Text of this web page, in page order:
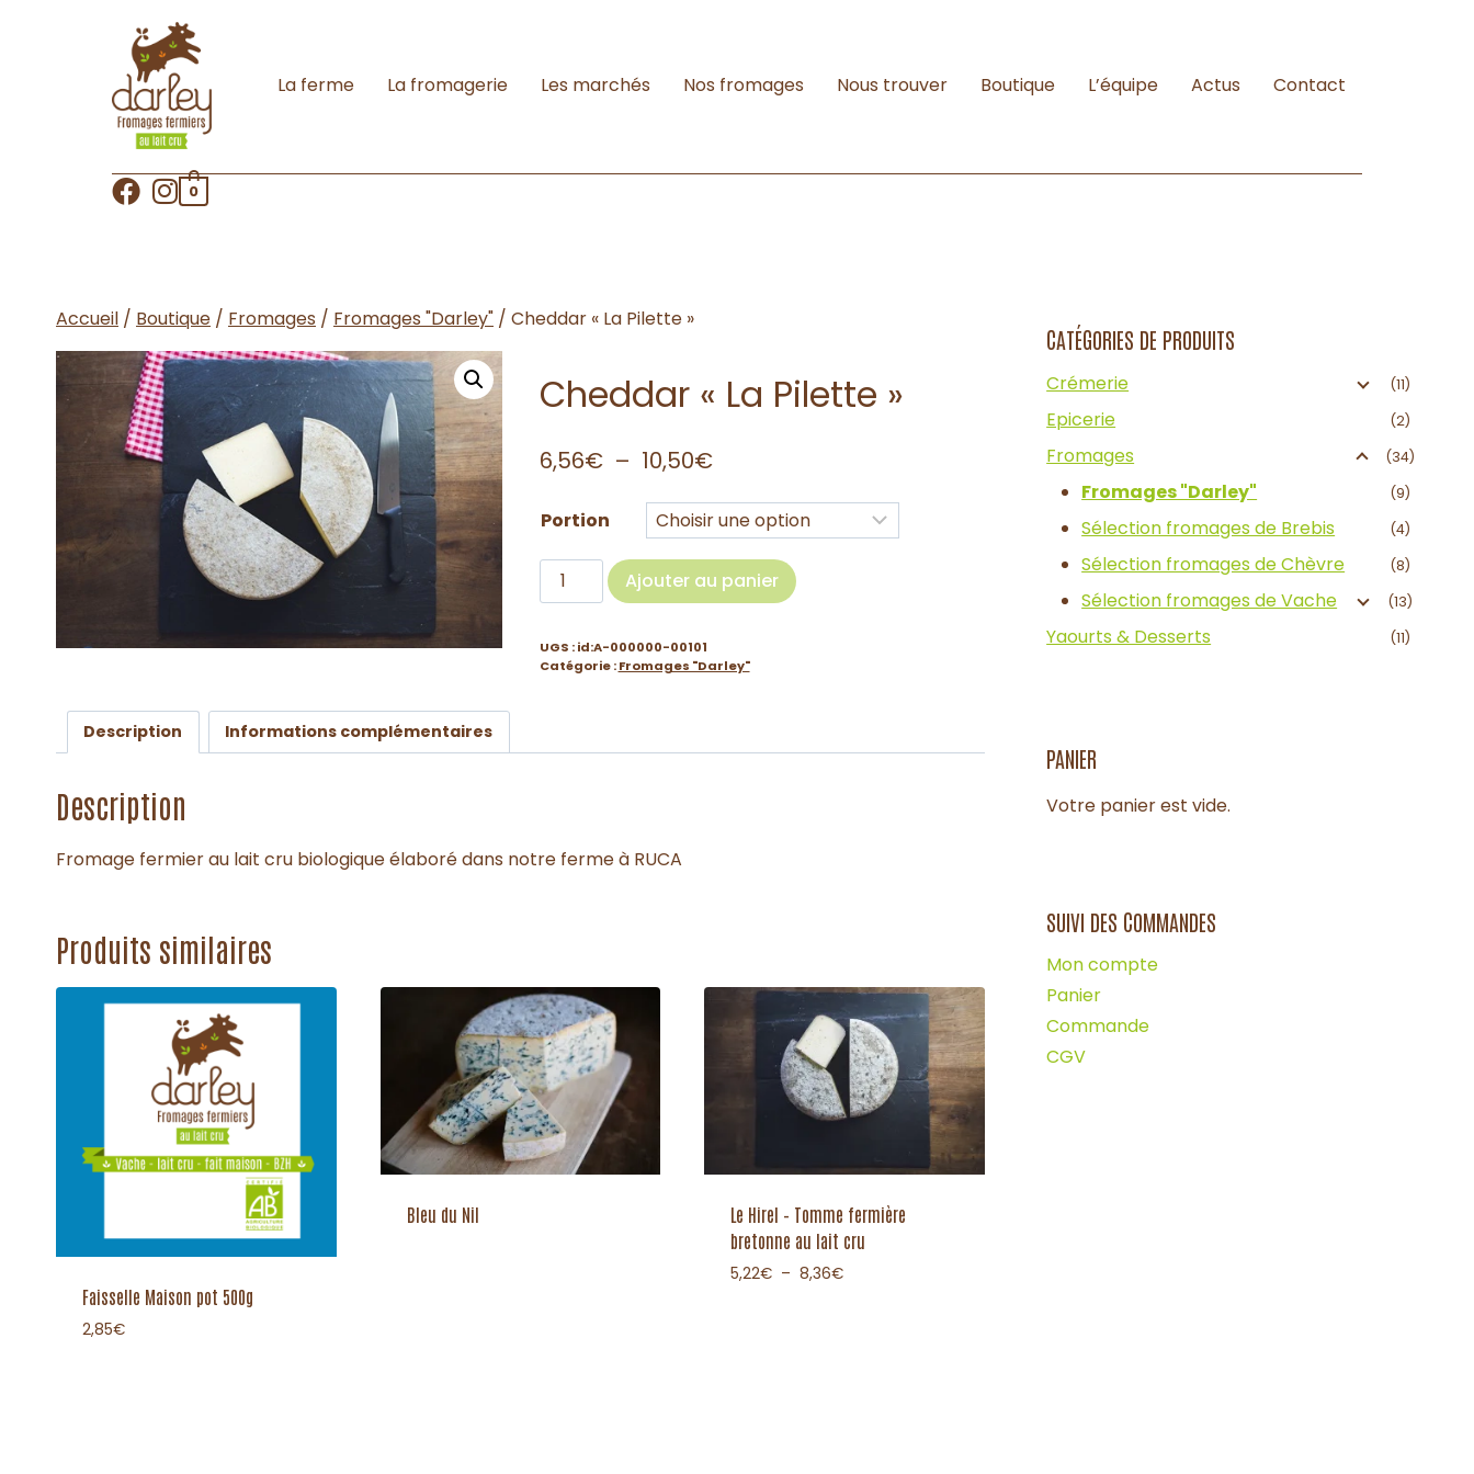
La ferme La fromagerie Les marchés Nos fromages Nous trouver Boutique L’équipe Actus Contact
0
Accueil / Boutique / Fromages / Fromages "Darley" / Cheddar « La Pilette »
Cheddar « La Pilette »
6,56€ – 10,50€
Portion
Ajouter au panier
UGS :id:A-000000-00101
Catégorie :Fromages "Darley"
Description Informations complémentaires
Description
Fromage fermier au lait cru biologique élaboré dans notre ferme à RUCA
Produits similaires
Faisselle Maison pot 500g
2,85€
Bleu du Nil
Le Hirel – Tomme fermière
bretonne au lait cru
5,22€ – 8,36€
CATÉGORIES DE PRODUITS
Crémerie (11)
Epicerie (2)
Fromages (34)
Fromages "Darley" (9)
Sélection fromages de Brebis (4)
Sélection fromages de Chèvre (8)
Sélection fromages de Vache (13)
Yaourts & Desserts (11)
PANIER
Votre panier est vide.
SUIVI DES COMMANDES
Mon compte
Panier
Commande
CGV